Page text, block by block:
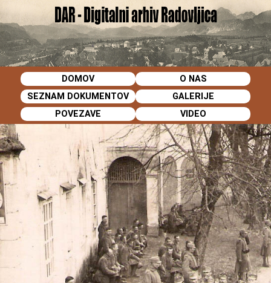
DOMOV
O NAS
SEZNAM DOKUMENTOV
GALERIJE
POVEZAVE
VIDEO